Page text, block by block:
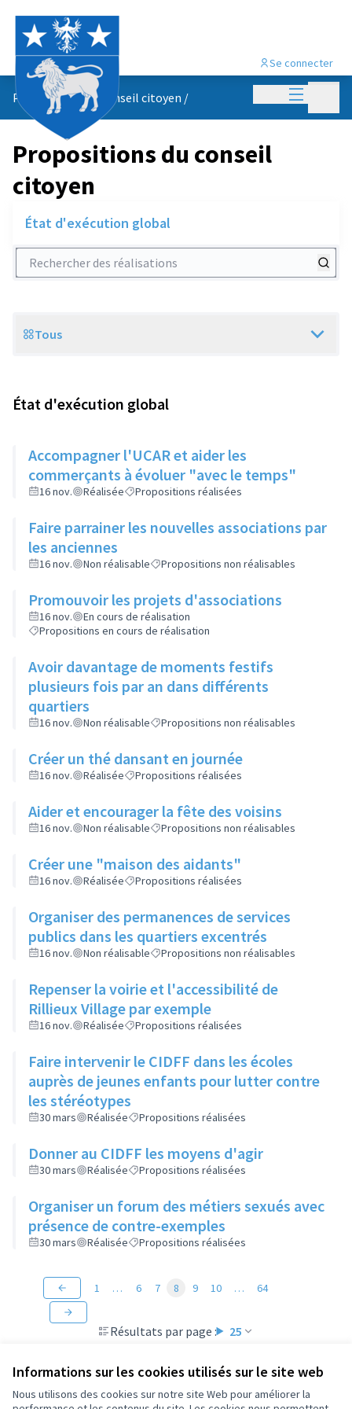
Informations sur les cookies utilisés sur le site web
Nous utilisons des cookies sur notre site Web pour améliorer la
Menu
Se connecter
Propositions du conseil citoyen /
Propositions du conseil
citoyen
État d'exécution global
Rechercher des réalisations
Scope
Tous
État d'exécution global
Accompagner l'UCAR et aider les
commerçants à évoluer "avec le temps"
16 nov. Réalisée Propositions réalisées
Faire parrainer les nouvelles associations par
les anciennes
16 nov. Non réalisable Propositions non réalisables
Promouvoir les projets d'associations
16 nov.
En cours de réalisation
Propositions en cours de réalisation
Avoir davantage de moments festifs
plusieurs fois par an dans différents
quartiers
16 nov. Non réalisable Propositions non réalisables
Créer un thé dansant en journée
16 nov. Réalisée Propositions réalisées
Aider et encourager la fête des voisins
16 nov. Non réalisable Propositions non réalisables
Créer une "maison des aidants"
16 nov. Réalisée Propositions réalisées
Organiser des permanences de services
publics dans les quartiers excentrés
16 nov. Non réalisable Propositions non réalisables
Repenser la voirie et l'accessibilité de
Rillieux Village par exemple
16 nov. Réalisée Propositions réalisées
Faire intervenir le CIDFF dans les écoles
auprès de jeunes enfants pour lutter contre
les stéréotypes
30 mars Réalisée Propositions réalisées
Donner au CIDFF les moyens d'agir
30 mars Réalisée Propositions réalisées
Organiser un forum des métiers sexués avec
présence de contre-exemples
30 mars Réalisée Propositions réalisées
Résultats par page : 25
1 … 6 7 8 9 10 … 64